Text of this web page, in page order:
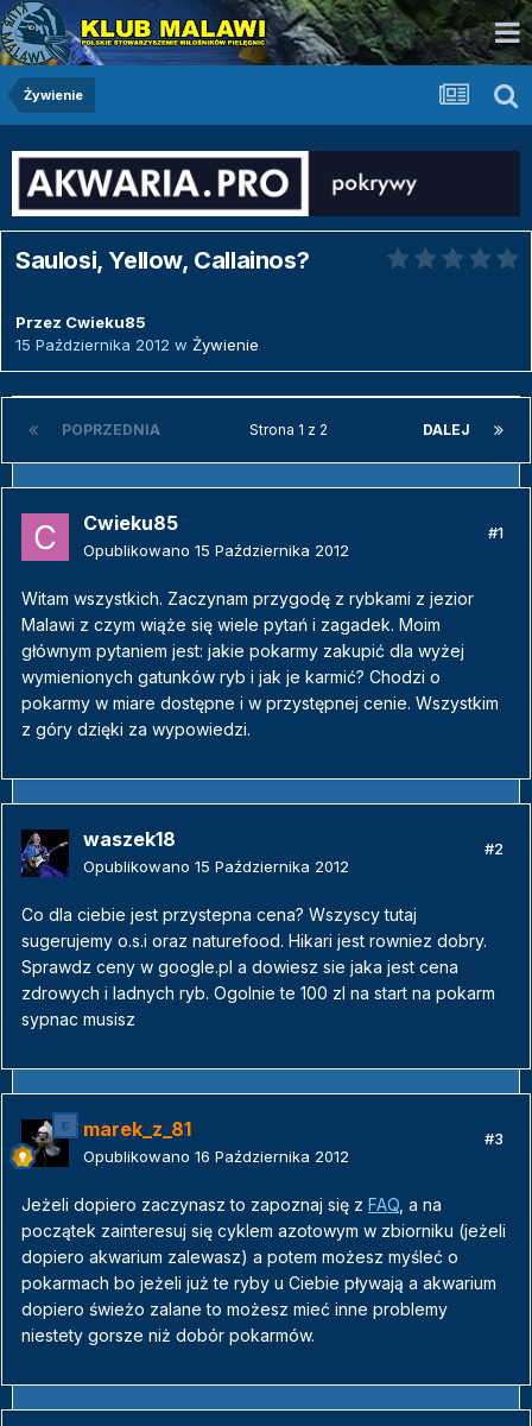
Żywienie
Saulosi, Yellow, Callainos?
Przez Cwieku85
15 Października 2012 w Żywienie
POPRZEDNIA DALEJ
Strona 1 z 2
Cwieku85
Opublikowano 15 Października 2012
#1
Witam wszystkich. Zaczynam przygodę z rybkami z jezior
Malawi z czym wiąże się wiele pytań i zagadek. Moim
głównym pytaniem jest: jakie pokarmy zakupić dla wyżej
wymienionych gatunków ryb i jak je karmić? Chodzi o
pokarmy w miare dostępne i w przystępnej cenie. Wszystkim
z góry dzięki za wypowiedzi.
waszek18
Opublikowano 15 Października 2012
#2
Co dla ciebie jest przystepna cena? Wszyscy tutaj
sugerujemy o.s.i oraz naturefood. Hikari jest rowniez dobry.
Sprawdz ceny w google.pl a dowiesz sie jaka jest cena
zdrowych i ladnych ryb. Ogolnie te 100 zl na start na pokarm
sypnac musisz
marek_z_81
Opublikowano 16 Października 2012
#3
Jeżeli dopiero zaczynasz to zapoznaj się z FAQ , a na
początek zainteresuj się cyklem azotowym w zbiorniku (jeżeli
dopiero akwarium zalewasz) a potem możesz myśleć o
pokarmach bo jeżeli już te ryby u Ciebie pływają a akwarium
dopiero świeżo zalane to możesz mieć inne problemy
niestety gorsze niż dobór pokarmów.